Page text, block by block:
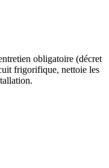
obligatoire (décret
frigorifique, nettoie les